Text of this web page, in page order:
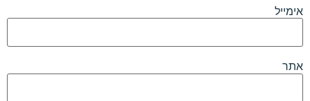
אימייל
אתר